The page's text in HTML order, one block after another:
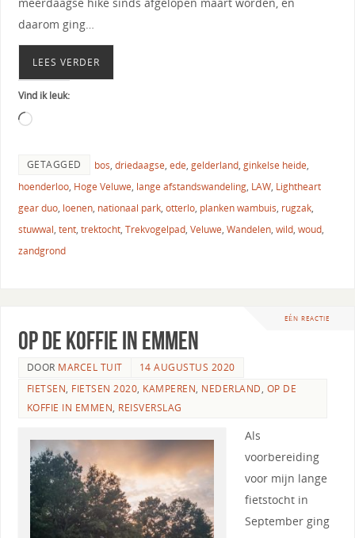
meerdaagse hike sinds afgelopen maart worden, en
daarom ging…
LEES VERDER
Vind ik leuk:
GETAGGED bos, driedaagse, ede, gelderland, ginkelse heide,
hoenderloo, Hoge Veluwe, lange afstandswandeling, LAW, Lightheart
gear duo, loenen, nationaal park, otterlo, planken wambuis, rugzak,
stuwwal, tent, trektocht, Trekvogelpad, Veluwe, Wandelen, wild, woud,
zandgrond
EÉN REACTIE
Op de koffie in Emmen
DOOR MARCEL TUIT
14 AUGUSTUS 2020
FIETSEN, FIETSEN 2020, KAMPEREN, NEDERLAND, OP DE
KOFFIE IN EMMEN, REISVERSLAG
Als
voorbereiding
voor mijn lange
fietstocht in
September ging